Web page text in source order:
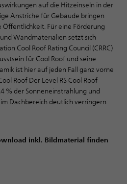
auf die Hitzeinseln in der
Anstriche für Gebäude bringen
Öffentlichkeit. Für eine Förderung
Wandmaterialien setzt sich
Cool Roof Rating Council (CRRC)
für Cool Roof und seine
ist hier auf jeden Fall ganz vorne
Roof Der Level RS Cool Roof
% der Sonneneinstrahlung und
Dachbereich deutlich verringern.
inkl. Bildmaterial finden